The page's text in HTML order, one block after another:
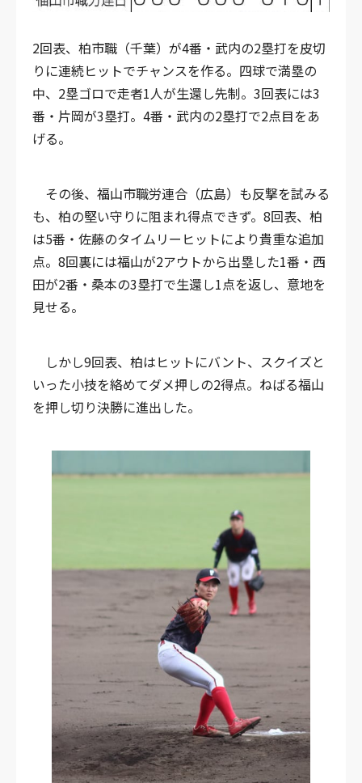
2回表、柏市職（千葉）が4番・武内の2塁打を皮切
りに連続ヒットでチャンスを作る。四球で満塁の
中、2塁ゴロで走者1人が生還し先制。3回表には3
番・片岡が3塁打。4番・武内の2塁打で2点目をあ
げる。
その後、福山市職労連合（広島）も反撃を試みる
も、柏の堅い守りに阻まれ得点できず。8回表、柏
は5番・佐藤のタイムリーヒットにより貴重な追加
点。8回裏には福山が2アウトから出塁した1番・西
田が2番・桑本の3塁打で生還し1点を返し、意地を
見せる。
しかし9回表、柏はヒットにバント、スクイズと
いった小技を絡めてダメ押しの2得点。ねばる福山
を押し切り決勝に進出した。